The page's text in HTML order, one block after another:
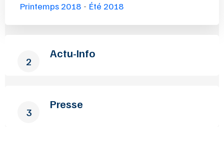
Printemps 2018 - Été 2018
2
Actu-Info
3
Presse